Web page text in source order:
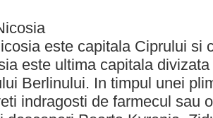
este capitala Ciprului si
este ultima capitala
Berlinului. In timpul unei
indragosti de farmecul sau